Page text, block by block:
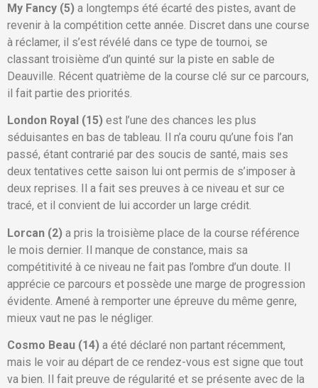
My Fancy (5) a longtemps été écarté des pistes, avant de
revenir à la compétition cette année. Discret dans une course
à réclamer, il s’est révélé dans ce type de tournoi, se
classant troisième d’un quinté sur la piste en sable de
Deauville. Récent quatrième de la course clé sur ce parcours,
il fait partie des priorités.
London Royal (15) est l’une des chances les plus
séduisantes en bas de tableau. Il n’a couru qu’une fois l’an
passé, étant contrarié par des soucis de santé, mais ses
deux tentatives cette saison lui ont permis de s’imposer à
deux reprises. Il a fait ses preuves à ce niveau et sur ce
tracé, et il convient de lui accorder un large crédit.
Lorcan (2) a pris la troisième place de la course référence
le mois dernier. Il manque de constance, mais sa
compétitivité à ce niveau ne fait pas l’ombre d’un doute. Il
apprécie ce parcours et possède une marge de progression
évidente. Amené à remporter une épreuve du même genre,
mieux vaut ne pas le négliger.
Cosmo Beau (14) a été déclaré non partant récemment,
mais le voir au départ de ce rendez-vous est signe que tout
va bien. Il fait preuve de régularité et se présente avec de la